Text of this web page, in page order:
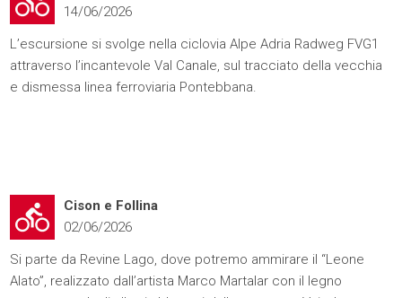
14/06/2026
L’escursione si svolge nella ciclovia Alpe Adria Radweg FVG1
attraverso l’incantevole Val Canale, sul tracciato della vecchia
e dismessa linea ferroviaria Pontebbana.
Cison e Follina
02/06/2026
Si parte da Revine Lago, dove potremo ammirare il “Leone
Alato”, realizzato dall’artista Marco Martalar con il legno